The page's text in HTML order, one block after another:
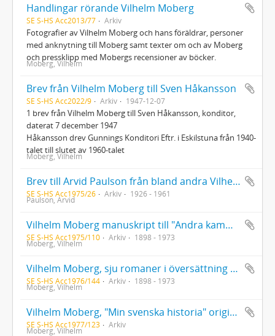
Handlingar rörande Vilhelm Moberg
SE S-HS Acc2013/77 Arkiv
Fotografier av Vilhelm Moberg och hans föräldrar, personer
med anknytning till Moberg samt texter om och av Moberg
och pressklipp med Mobergs recensioner av böcker.
Moberg, Vilhelm
Brev från Vilhelm Moberg till Sven Håkansson
SE S-HS Acc2022/9 Arkiv 1947-12-07
1 brev från Vilhelm Moberg till Sven Håkansson, konditor,
daterat 7 december 1947
Håkansson drev Gunnings Konditori Eftr. i Eskilstuna från 1940-
talet till slutet av 1960-talet
Moberg, Vilhelm
Brev till Arvid Paulson från bland andra Vilhelm Moberg samt tidningsurklipp
SE S-HS Acc1975/26 Arkiv 1926 - 1961
Paulson, Arvid
Vilhelm Moberg manuskript till "Andra kammaren uti Gustaf III:s sängkammare"
SE S-HS Acc1975/110 Arkiv 1898 - 1973
Moberg, Vilhelm
Vilhelm Moberg, sju romaner i översättning till engelska, tyska, finska, danska och tjeckiska med dedikation av Moberg till Hans G. Westerlund
SE S-HS Acc1976/144 Arkiv 1898 - 1973
Moberg, Vilhelm
Vilhelm Moberg, "Min svenska historia" originalmanuskript
SE S-HS Acc1977/123 Arkiv
Moberg, Vilhelm